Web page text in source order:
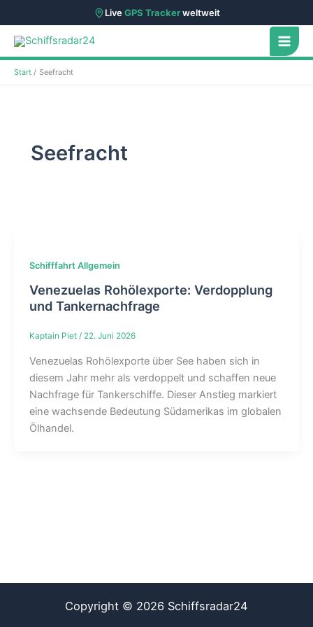
LiveGPS Trackerweltweit
Zum
Inhalt
springen
Start Seefracht
Seefracht
Schifffahrt Allgemein
Venezuelas Rohölexporte: Verdopplung
und Tankernachfrage
Kaptain Piet / 22. Juni 2026
Venezuelas Rohölexporte über See haben sich in
diesem Jahr mehr als verdoppelt und schaffen neue
Nachfrage für Tankerschiffe. Dieser Anstieg markiert
eine wachsende Bedeutung Südamerikas im globalen
Ölhandel.
Copyright © 2026 Schiffsradar24